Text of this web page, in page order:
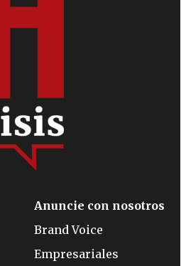
Anuncie con nosotros
Brand Voice
Empresariales